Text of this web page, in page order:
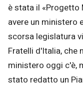
è stata il «Progetto
avere un ministero
scorsa legislatura
Fratelli d'Italia, che
ministero oggi c'è,
stato redatto un